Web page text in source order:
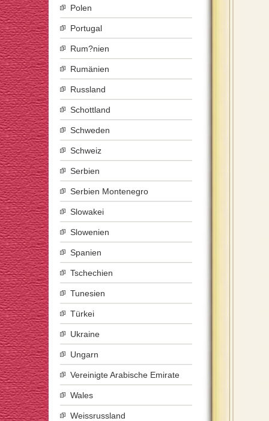
Polen
Portugal
Rum?nien
Rumänien
Russland
Schottland
Schweden
Schweiz
Serbien
Serbien Montenegro
Slowakei
Slowenien
Spanien
Tschechien
Tunesien
Türkei
Ukraine
Ungarn
Vereinigte Arabische Emirate
Wales
Weissrussland